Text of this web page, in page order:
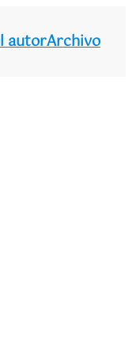
autorArchivo